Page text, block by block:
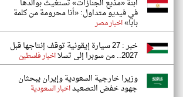
ابنة «مذيع الجنازات» تستغيث بوالدها
في فيديو متداول: «أنا محرومة من كلمة
بابا»اخبار مصر
خبر : 27 سيارة إيقونية توقف إنتاجها قبل
2027.. من سوبرا إلى تسلا اخبار فلسطين
وزيرا خارجية السعودية وإيران يبحثان
جهود خفض التصعيداخبار السعودية